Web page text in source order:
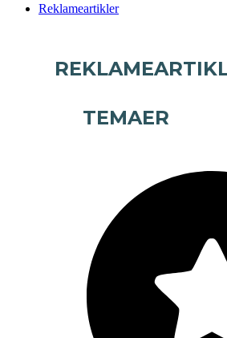
Reklameartikler
TEMAER